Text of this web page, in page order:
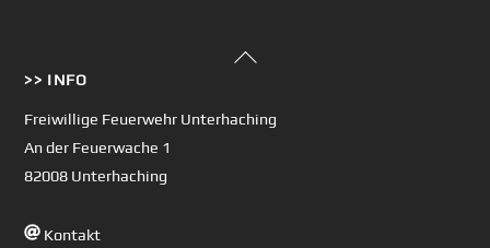
Back
>> INFO
Freiwillige Feuerwehr Unterhaching
An der Feuerwache 1
82008 Unterhaching
Kontakt